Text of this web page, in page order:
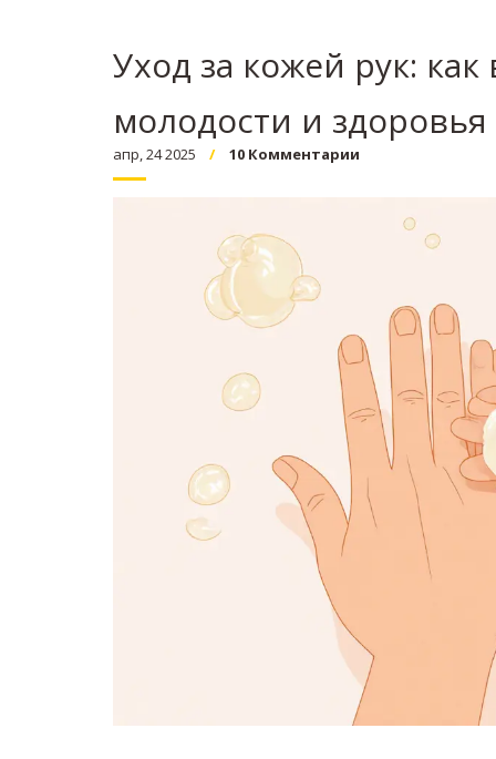
Уход за кожей рук:
молодости и здоровья
апр, 24 2025 10 Комментарии